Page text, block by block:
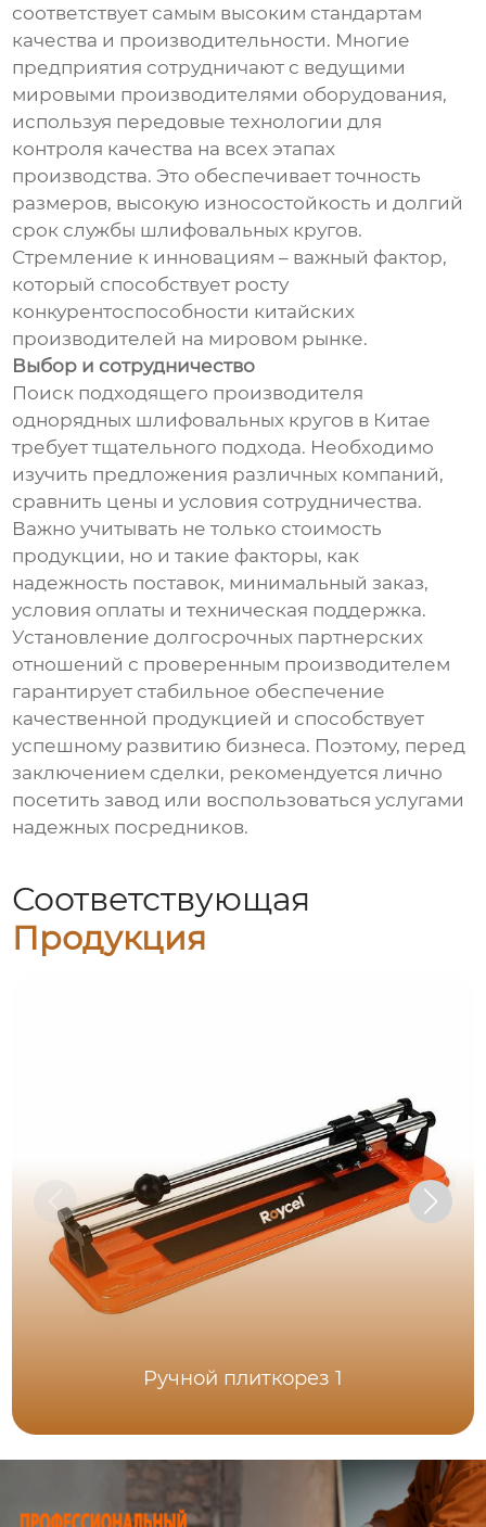
соответствует самым высоким стандартам
качества и производительности. Многие
предприятия сотрудничают с ведущими
мировыми производителями оборудования,
используя передовые технологии для
контроля качества на всех этапах
производства. Это обеспечивает точность
размеров, высокую износостойкость и долгий
срок службы шлифовальных кругов.
Стремление к инновациям – важный фактор,
который способствует росту
конкурентоспособности китайских
производителей на мировом рынке.
Выбор и сотрудничество
Поиск подходящего производителя
однорядных шлифовальных кругов в Китае
требует тщательного подхода. Необходимо
изучить предложения различных компаний,
сравнить цены и условия сотрудничества.
Важно учитывать не только стоимость
продукции, но и такие факторы, как
надежность поставок, минимальный заказ,
условия оплаты и техническая поддержка.
Установление долгосрочных партнерских
отношений с проверенным производителем
гарантирует стабильное обеспечение
качественной продукцией и способствует
успешному развитию бизнеса. Поэтому, перед
заключением сделки, рекомендуется лично
посетить завод или воспользоваться услугами
надежных посредников.
Соответствующая
Продукция
Ручной плиткорез 1